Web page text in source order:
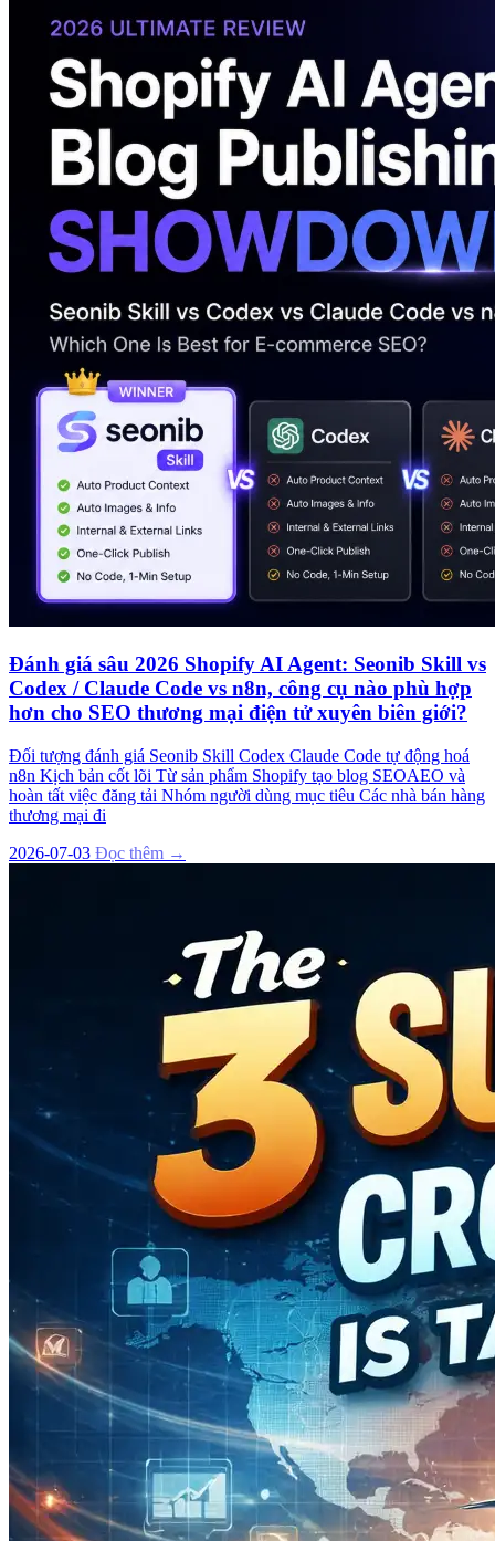
Đánh giá sâu 2026 Shopify AI Agent: Seonib Skill vs
Codex / Claude Code vs n8n, công cụ nào phù hợp
hơn cho SEO thương mại điện tử xuyên biên giới?
Đối tượng đánh giá Seonib Skill Codex Claude Code tự động hoá
n8n Kịch bản cốt lõi Từ sản phẩm Shopify tạo blog SEOAEO và
hoàn tất việc đăng tải Nhóm người dùng mục tiêu Các nhà bán hàng
thương mại đi
2026-07-03 Đọc thêm →